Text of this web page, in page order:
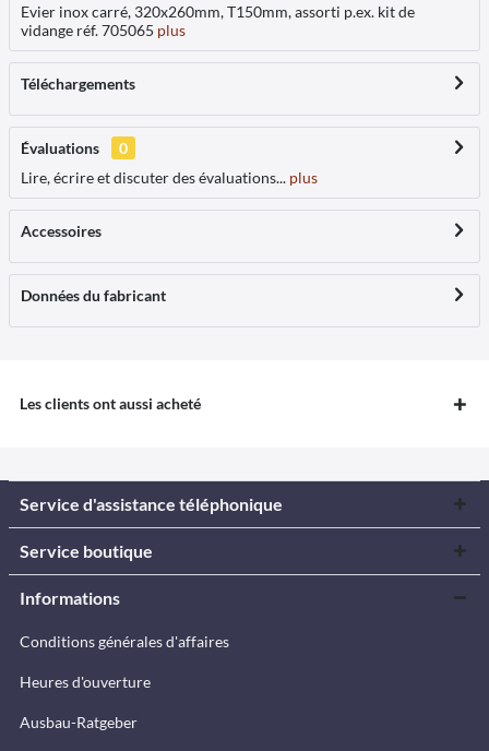
Evier inox carré, 320x260mm, T150mm, assorti p.ex. kit de
vidange réf. 705065 plus
Téléchargements
Évaluations
0
Lire, écrire et discuter des évaluations... plus
Accessoires
Données du fabricant
Les clients ont aussi acheté
Service d'assistance téléphonique
Service boutique
Informations
Conditions générales d'affaires
Heures d'ouverture
Ausbau-Ratgeber